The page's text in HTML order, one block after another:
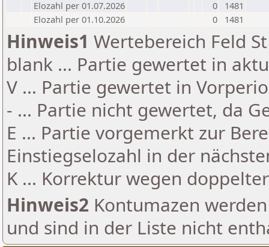
Elozahl per 01.07.2026
0
1481
Elozahl per 01.10.2026
0 1481
Hinweis1 Wertebereich Feld
blank ... Partie gewertet in
V ... Partie gewertet in
- ... Partie nicht gewertet, da
E ... Partie vorgemerkt zur
Einstiegselozahl in der
K ... Korrektur wegen
Hinweis2 Kontumazen
und sind in der Liste nicht